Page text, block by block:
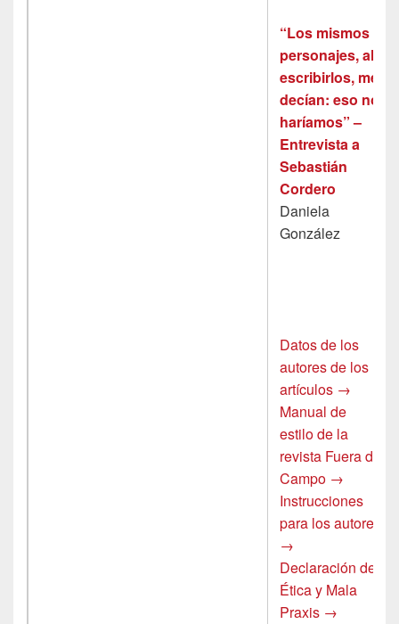
“Los mismos
personajes, al
escribirlos, me
decían: eso no
haríamos” –
Entrevista a
Sebastián
Cordero
Daniela
González
Datos de los
autores de los
artículos →
Manual de
estilo de la
revista Fuera de
Campo →
Instrucciones
para los autores
→
Declaración de
Ética y Mala
Praxis →